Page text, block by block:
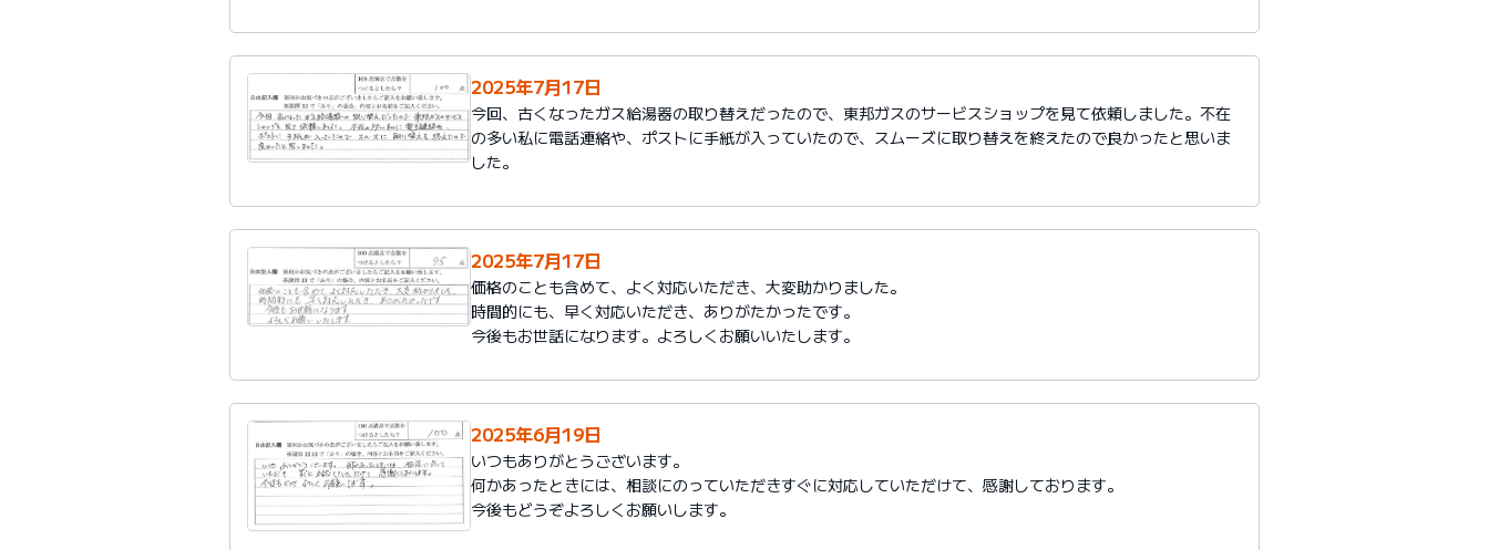
2025年7月17日
今回、古くなったガス給湯器の取り替えだったので、東邦ガスのサービスショップを見て依頼しました。不在
の多い私に電話連絡や、ポストに手紙が入っていたので、スムーズに取り替えを終えたので良かったと思いま
した。
2025年7月17日
価格のことも含めて、よく対応いただき、大変助かりました。
時間的にも、早く対応いただき、ありがたかったです。
今後もお世話になります。よろしくお願いいたします。
2025年6月19日
いつもありがとうございます。
何かあったときには、相談にのっていただきすぐに対応していただけて、感謝しております。
今後もどうぞよろしくお願いします。